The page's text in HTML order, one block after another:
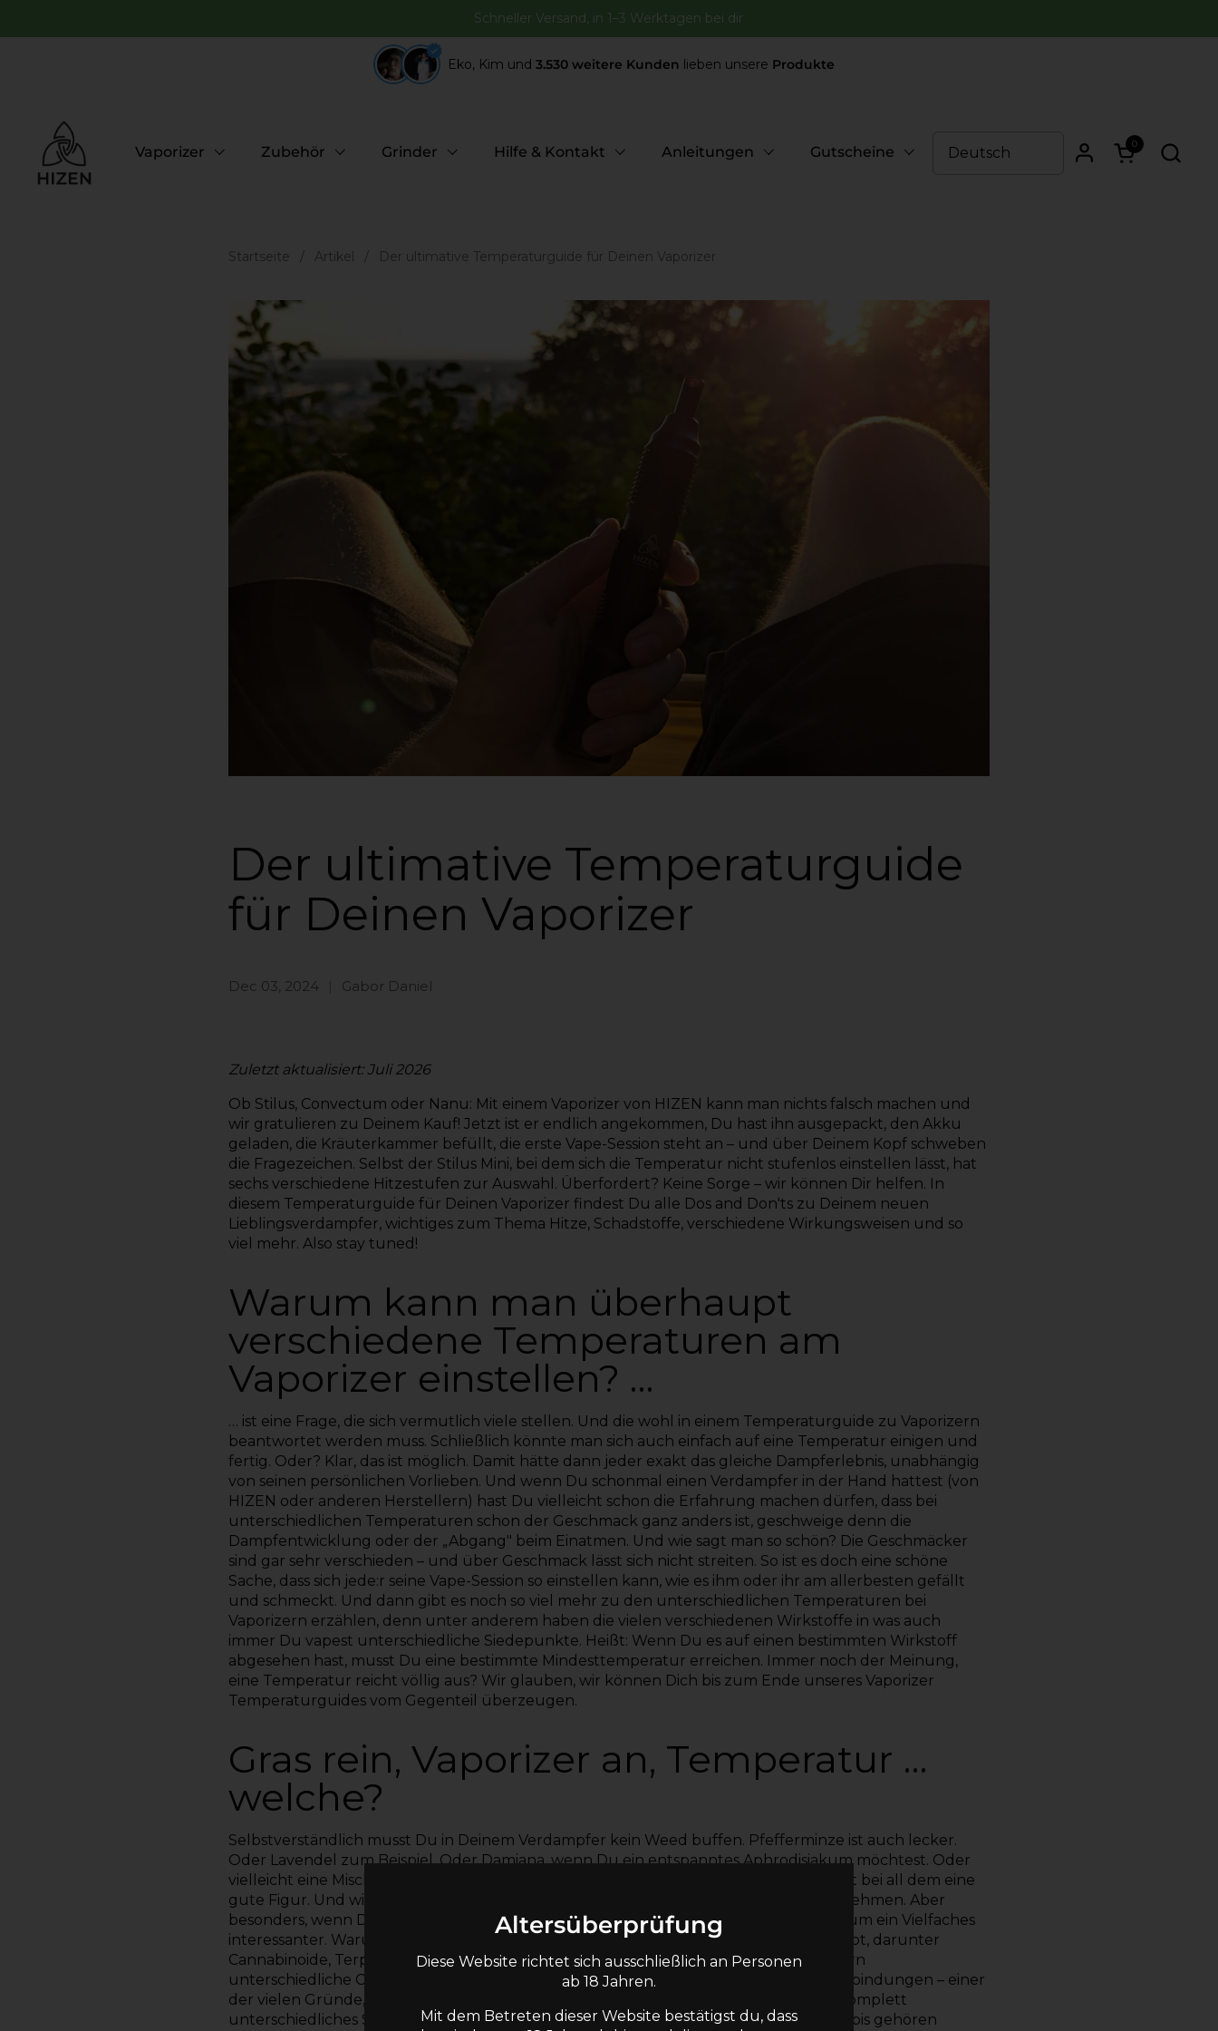
Schneller Versand, in 1–3 Werktagen bei dir
Eko, Kim und 3.530 weitere Kunden lieben unsere Produkte
Warenkorb
0
Vaporizer Zubehör Grinder Hilfe & Kontakt Anleitungen Gutscheine
Startseite / Artikel / Der ultimative Temperaturguide für Deinen Vaporizer
Der ultimative Temperaturguide
für Deinen Vaporizer
Dec 03, 2024 Gabor Daniel
Zuletzt aktualisiert: Juli 2026
Ob Stilus, Convectum oder Nanu: Mit einem Vaporizer von HIZEN kann man nichts falsch machen und
wir gratulieren zu Deinem Kauf! Jetzt ist er endlich angekommen, Du hast ihn ausgepackt, den Akku
geladen, die Kräuterkammer befüllt, die erste Vape-Session steht an – und über Deinem Kopf schweben
die Fragezeichen. Selbst der Stilus Mini, bei dem sich die Temperatur nicht stufenlos einstellen lässt, hat
sechs verschiedene Hitzestufen zur Auswahl. Überfordert? Keine Sorge – wir können Dir helfen. In
diesem Temperaturguide für Deinen Vaporizer findest Du alle Dos and Don'ts zu Deinem neuen
Lieblingsverdampfer, wichtiges zum Thema Hitze, Schadstoffe, verschiedene Wirkungsweisen und so
viel mehr. Also stay tuned!
Warum kann man überhaupt
verschiedene Temperaturen am
Vaporizer einstellen? …
… ist eine Frage, die sich vermutlich viele stellen. Und die wohl in einem Temperaturguide zu Vaporizern
beantwortet werden muss. Schließlich könnte man sich auch einfach auf eine Temperatur einigen und
fertig. Oder? Klar, das ist möglich. Damit hätte dann jeder exakt das gleiche Dampferlebnis, unabhängig
von seinen persönlichen Vorlieben. Und wenn Du schonmal einen Verdampfer in der Hand hattest (von
HIZEN oder anderen Herstellern) hast Du vielleicht schon die Erfahrung machen dürfen, dass bei
unterschiedlichen Temperaturen schon der Geschmack ganz anders ist, geschweige denn die
Dampfentwicklung oder der „Abgang" beim Einatmen. Und wie sagt man so schön? Die Geschmäcker
sind gar sehr verschieden – und über Geschmack lässt sich nicht streiten. So ist es doch eine schöne
Sache, dass sich jede:r seine Vape-Session so einstellen kann, wie es ihm oder ihr am allerbesten gefällt
und schmeckt. Und dann gibt es noch so viel mehr zu den unterschiedlichen Temperaturen bei
Vaporizern erzählen, denn unter anderem haben die vielen verschiedenen Wirkstoffe in was auch
immer Du vapest unterschiedliche Siedepunkte. Heißt: Wenn Du es auf einen bestimmten Wirkstoff
abgesehen hast, musst Du eine bestimmte Mindesttemperatur erreichen. Immer noch der Meinung,
eine Temperatur reicht völlig aus? Wir glauben, wir können Dich bis zum Ende unseres Vaporizer
Temperaturguides vom Gegenteil überzeugen.
Gras rein, Vaporizer an, Temperatur …
welche?
Selbstverständlich musst Du in Deinem Verdampfer kein Weed buffen. Pfefferminze ist auch lecker.
Oder Lavendel zum Beispiel. Oder Damiana, wenn Du ein entspanntes Aphrodisiakum möchtest. Oder
vielleicht eine Mischung aus allen dreien. Ein hochwertiger
macht bei all dem eine
gute Figur. Und wir wollen Dich sicher nicht dazu motivieren, Kiffen als Hobby aufzunehmen. Aber
besonders, wenn Du Gras rauchst, wird die Temperatureinstellung Deines Vaporizers um ein Vielfaches
interessanter. Warum? Weil es in Cannabis an die 500 verschiedenen Verbindungen gibt, darunter
Cannabinoide, Terpene und Flavonoide. Nicht alle sind in jeder Sorte vertreten, sondern
unterschiedliche Cannabissorten haben eine unterschiedliche Kombination dieser Verbindungen – einer
der vielen Gründe, warum Cannabis so faszinierend ist und verschiedene Sorten ein komplett
unterschiedliches Spektrum haben. Zu den bekanntesten „Inhaltsstoffen" von Cannabis gehören
Altersüberprüfung
Diese Website richtet sich ausschließlich an Personen
ab 18 Jahren.
Mit dem Betreten dieser Website bestätigst du, dass